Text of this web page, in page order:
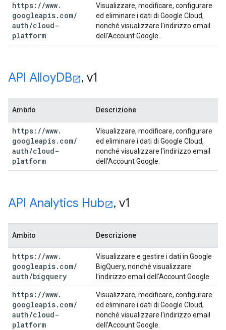
https: //www.
googleapis. com/
auth/cloud-
platform
Visualizzare, modificare, configurare
ed eliminare i dati di Google Cloud,
nonché visualizzare l'indirizzo email
dell'Account Google.
API AlloyDB , v1
Ambito Descrizione
https: //www.
googleapis. com/
auth/cloud-
platform
Visualizzare, modificare, configurare
ed eliminare i dati di Google Cloud,
nonché visualizzare l'indirizzo email
dell'Account Google.
API Analytics Hub , v1
Ambito Descrizione
https: //www.
googleapis. com/
auth/bigquery
Visualizzare e gestire i dati in Google
BigQuery, nonché visualizzare
l'indirizzo email dell'Account Google
https: //www.
googleapis. com/
auth/cloud-
platform
Visualizzare, modificare, configurare
ed eliminare i dati di Google Cloud,
nonché visualizzare l'indirizzo email
dell'Account Google.